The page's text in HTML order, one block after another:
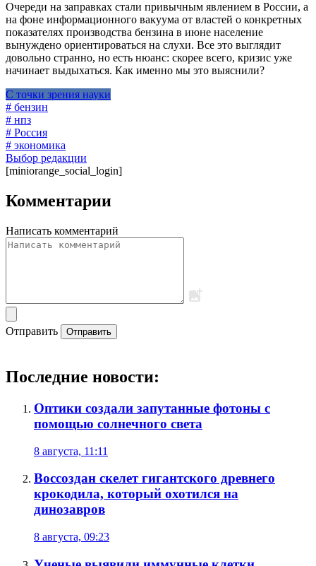
Очереди на заправках стали привычным явлением в России, а
на фоне информационного вакуума от властей о конкретных
показателях производства бензина в июне население
вынуждено ориентироваться на слухи. Все это выглядит
довольно странно, но есть нюанс: скорее всего, кризис уже
начинает выдыхаться. Как именно мы это выяснили?
С точки зрения науки
# бензин
# нпз
# Россия
# экономика
Выбор редакции
[miniorange_social_login]
Комментарии
Написать комментарий
Отправить Отправить
Последние новости:
Оптики создали запутанные фотоны с
помощью солнечного света
8 августа, 11:11
Воссоздан скелет гигантского древнего
крокодила, который охотился на
динозавров
8 августа, 09:23